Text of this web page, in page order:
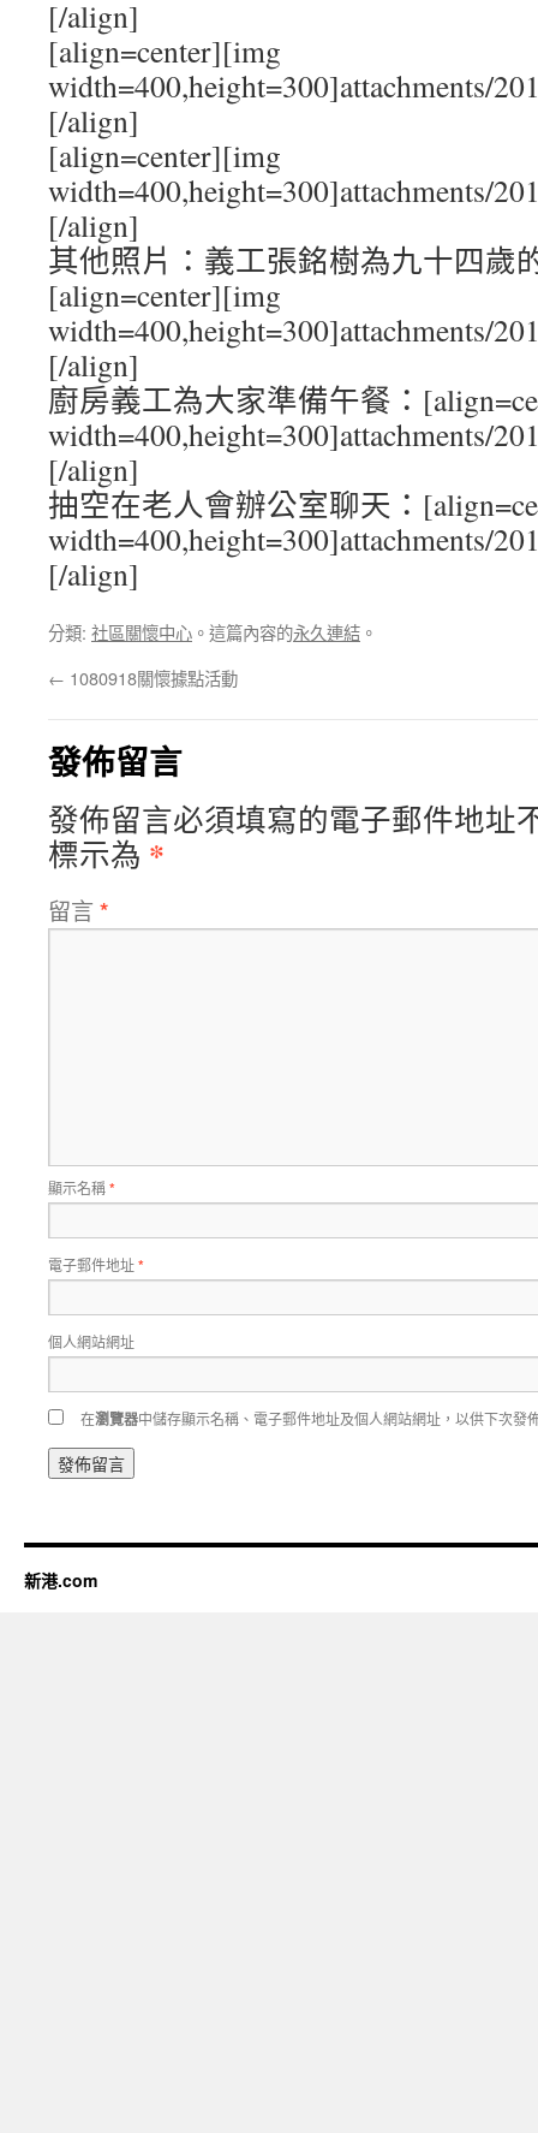
[/align]
[align=center][img
width=400,height=300]attachments/
[/align]
[align=center][img
width=400,height=300]attachments/
[/align]
其他照片：義工張銘樹為九十四歲
[align=center][img
width=400,height=300]attachments/
[/align]
廚房義工為大家準備午餐：
width=400,height=300]attachments/
[/align]
抽空在老人會辦公室聊天：
width=400,height=300]attachments/
[/align]
分類: 社區關懷中心 。這篇內容的永久連結 。
← 1080918關懷據點活動
發佈留言
發佈留言必須填寫的電子郵件地址
標示為 *
留言 *
顯示名稱*
電子郵件地址*
個人網站網址
在瀏覽器中儲存顯示名稱、電子郵件地址及個人網站網址，以供下次發
新港.com